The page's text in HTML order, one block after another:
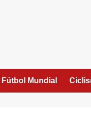
Fútbol Mundial